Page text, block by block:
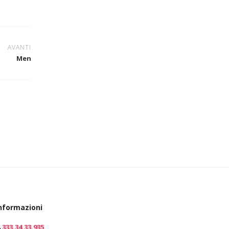
AVANTI
Men
333.34.33.935